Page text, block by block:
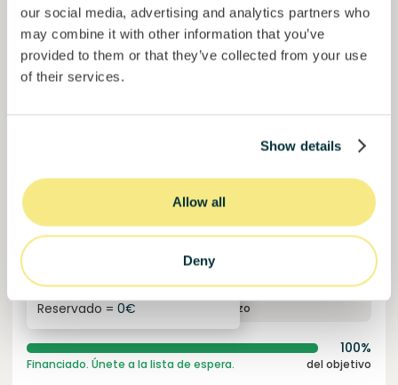
our social media, advertising and analytics partners who
may combine it with other information that you’ve
provided to them or that they’ve collected from your use
of their services.
Show details
Allow all
Deny
Solcor Solar IX
Instalación solar para una empresa automovilística
Préstamo
Energía sostenible
6.1%
interés anual
96
plazo
Invertido = 8200000€
Reservado = 0€
100%
Financiado. Únete a la lista de espera. del objetivo